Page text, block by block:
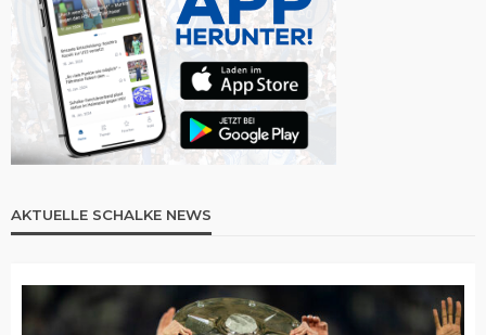
AKTUELLE SCHALKE NEWS